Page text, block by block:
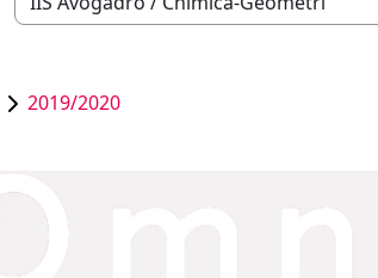
Categorie di corso
2019/2020